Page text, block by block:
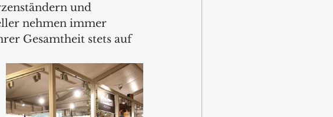
und
nehmen immer
Gesamtheit stets auf